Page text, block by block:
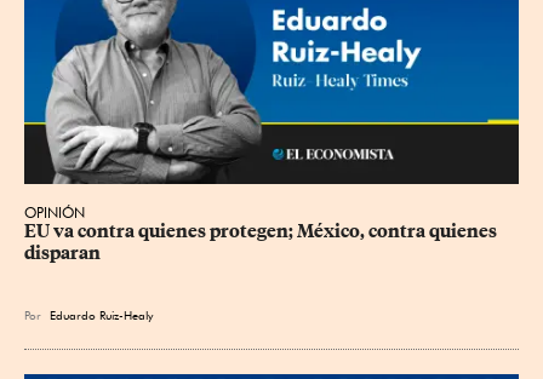
OPINIÓN
EU va contra quienes protegen; México, contra quienes
disparan
Por Eduardo Ruiz-Healy